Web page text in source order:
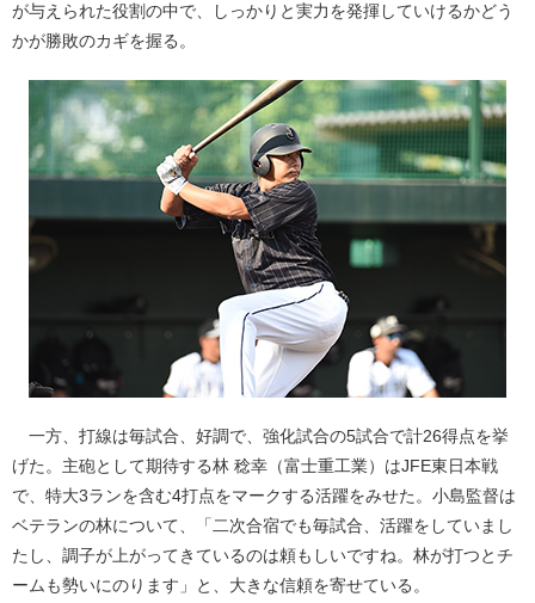
が与えられた役割の中で、しっかりと実力を発揮していけるかどう
かが勝敗のカギを握る。
一方、打線は毎試合、好調で、強化試合の5試合で計26得点を挙
げた。主砲として期待する林 稔幸（富士重工業）はJFE東日本戦
で、特大3ランを含む4打点をマークする活躍をみせた。小島監督は
ベテランの林について、「二次合宿でも毎試合、活躍をしていまし
たし、調子が上がってきているのは頼もしいですね。林が打つとチ
ームも勢いにのります」と、大きな信頼を寄せている。